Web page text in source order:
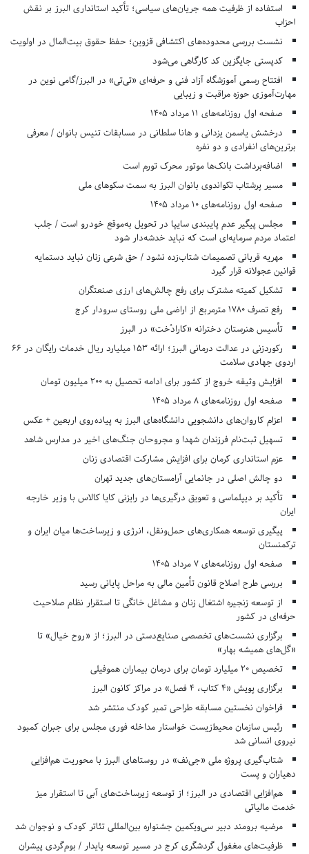
استفاده از ظرفیت همه جریان‌های سیاسی؛ تأکید استانداری البرز بر نقش
احزاب
نشست بررسی محدوده‌های اکتشافی قزوین؛ حفظ حقوق بیت‌المال در اولویت
کدپستی جایگزین کد کارگاهی می‌شود
افتتاح رسمی آموزشگاه آزاد فنی و حرفه‌ای «تی‌تی» در البرز/گامی نوین در
مهارت‌آموزی حوزه مراقبت و زیبایی
صفحه اول روزنامه‌های 11 مرداد 1405
درخشش یاسمن یزدانی و هانا سلطانی در مسابقات تنیس بانوان / معرفی
برترین‌های انفرادی و دو نفره
اضافه‌برداشت بانک‌ها موتور محرک تورم است
مسیر پرشتاب تکواندوی بانوان البرز به سمت سکوهای ملی
صفحه اول روزنامه‌های 10 مرداد 1405
مجلس پیگیر عدم پایبندی سایپا در تحویل به‌موقع خودرو است / جلب
اعتماد مردم سرمایه‌ای است که نباید خدشه‌دار شود
مهریه قربانی تصمیمات شتاب‌زده نشود / حق شرعی زنان نباید دستمایه
قوانین عجولانه قرار گیرد
تشکیل کمیته مشترک برای رفع چالش‌های ارزی صنعتگران
رفع تصرف ۱۷۸۰ مترمربع از اراضی ملی روستای سرودار کرج
تأسیس هنرستان دخترانه «کارادُخت» در البرز
رکوردزنی در عدالت درمانی البرز؛ ارائه ۱۵۳ میلیارد ریال خدمات رایگان در ۶۶
اردوی جهادی سلامت
افزایش وثیقه خروج از کشور برای ادامه تحصیل به ۲۰۰ میلیون تومان
صفحه اول روزنامه‌های 8 مرداد 1405
اعزام کاروان‌های دانشجویی دانشگاه‌های البرز به پیاده‌روی اربعین + عکس
تسهیل ثبت‌نام فرزندان شهدا و مجروحان جنگ‌های اخیر در مدارس شاهد
عزم استانداری کرمان برای افزایش مشارکت اقتصادی زنان
دو چالش اصلی در جانمایی آرامستان‌های جدید تهران
تأکید بر دیپلماسی و تعویق درگیری‌ها در رایزنی کایا کالاس با وزیر خارجه
ایران
پیگیری توسعه همکاری‌های حمل‌ونقل، انرژی و زیرساخت‌ها میان ایران و
ترکمنستان
صفحه اول روزنامه‌های 7 مرداد 1405
بررسی طرح اصلاح قانون تأمین مالی به مراحل پایانی رسید
از توسعه زنجیره اشتغال زنان و مشاغل خانگی تا استقرار نظام صلاحیت
حرفه‌ای در کشور
برگزاری نشست‌های تخصصی صنایع‌دستی در البرز؛ از «روح خیال» تا
«گل‌های همیشه بهار»
تخصیص ۲۰ میلیارد تومان برای درمان بیماران هموفیلی
برگزاری پویش «۴ کتاب، ۴ فصل» در مراکز کانون البرز
فراخوان نخستین مسابقه طراحی تمبر کودک منتشر شد
رئیس سازمان محیط‌زیست خواستار مداخله فوری مجلس برای جبران کمبود
نیروی انسانی شد
شتاب‌گیری پروژه ملی «جی‌نف» در روستاهای البرز با محوریت هم‌افزایی
دهیاران و پست
هم‌افزایی اقتصادی در البرز؛ از توسعه زیرساخت‌های آبی تا استقرار میز
خدمت مالیاتی
مرضیه برومند دبیر سی‌ویکمین جشنواره بین‌المللی تئاتر کودک و نوجوان شد
ظرفیت‌های مغفول گردشگری کرج در مسیر توسعه پایدار / بوم‌گردی پیشران